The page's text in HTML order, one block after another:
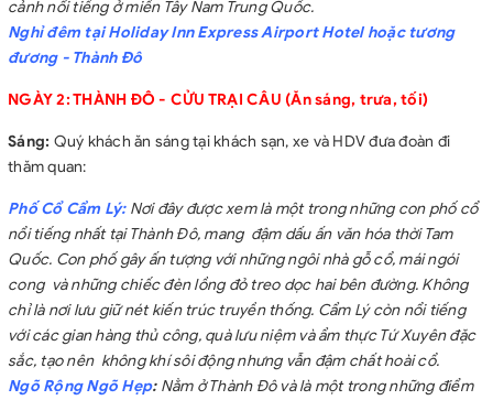
GIÁ TOUR CHƯA BAO GỒM
Chi phí làm hộ chiếu; Chi phí làm visa tái nhập cảnh Việt Nam
uống, hành lý quá cước, tiền điện thoại, giặt là tại khách sạn …
Phụ thu phòng đơn (nếu có theo bảng giá từ):
3.000.000
đồng/người
(nếu phòng 2 người, mỗi người
phòng đơn thì cả 2 người đều phải thanh toán), không áp dụng
giá này cho các dịp lễ và mùa cao điểm.
Tiền tips là thông lệ quốc tế khi đi du lịch nước ngoài và là
khoản bắt buộc, quý khách vui lòng thanh toán cho HDV trong
quá trình tham gia tour, bao gồm trẻ em từ 2 tuổi trở lên. Tiền
tips cho HDV:5USD/ngày/người
Hành lý quá cước theo quy định.
cảnh nổi tiếng ở miền Tây Nam Trung Quốc.
Nghỉđêm tại Holiday Inn Express Airport Hotel hoặc tương
đương - Thành Đô
NGÀY 2: THÀNH ĐÔ - CỬU TRẠI CÂU (Ăn sáng, trưa, tối)
Sáng: Quý khách ăn sáng tại khách sạn, xe và HDV đưa đoàn đi
thăm quan:
Phố Cổ Cẩm Lý: Nơi đây được xem là một trong những con phố cổ
nổi tiếng nhất tại Thành Đô, mang đậm dấu ấn văn hóa thời Tam
Quốc. Con phố gây ấn tượng với những ngôi nhà gỗ cổ, mái ngói
cong và những chiếc đèn lồng đỏ treo dọc hai bên đường. Không
chỉ là nơi lưu giữ nét kiến trúc truyền thống. Cẩm Lý còn nổi tiếng
với các gian hàng thủ công, quà lưu niệm và ẩm thực Tứ Xuyên đặc
sắc, tạo nên không khí sôi động nhưng vẫn đậm chất hoài cổ.
Ngõ Rộng Ngõ Hẹp: Nằm ở Thành Đô và là một trong những điểm